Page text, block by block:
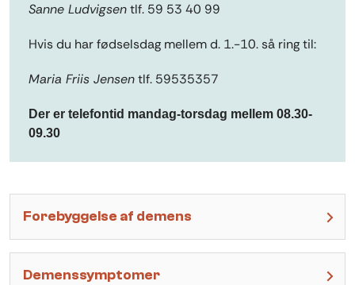
Sanne Ludvigsentlf. 59 53 40 99
Hvis du har fødselsdag mellem d. 1.-10. så ring til:
Maria Friis Jensentlf. 59535357
Der er telefontid mandag-torsdag mellem 08.30-
09.30
Forebyggelse af demens
Demenssymptomer